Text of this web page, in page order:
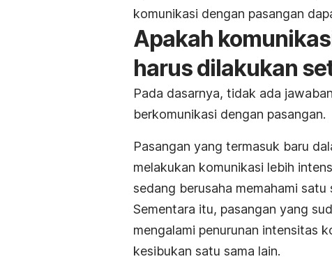
komunikasi dengan pasangan
Apakah
harus dilakukan
Pada dasarnya, tidak ada
berkomunikasi dengan pasangan.
Pasangan yang termasuk baru
melakukan komunikasi lebih
sedang berusaha memahami satu
Sementara itu, pasangan yang
mengalami penurunan intensitas
kesibukan satu sama lain.